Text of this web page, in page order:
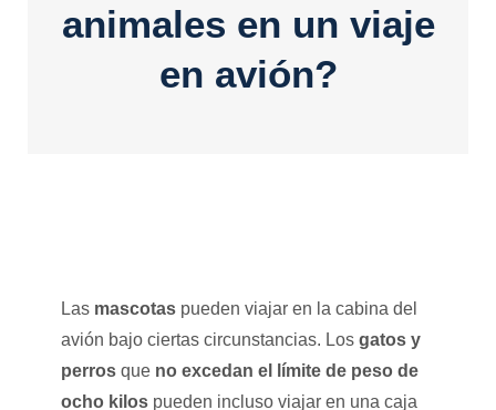
animales en un viaje
en avión?
Las mascotaspueden viajar en la cabina del
avión bajo ciertas circunstancias. Los gatos y
perrosque no excedan el límite de peso de
ocho kilospueden incluso viajar en una caja